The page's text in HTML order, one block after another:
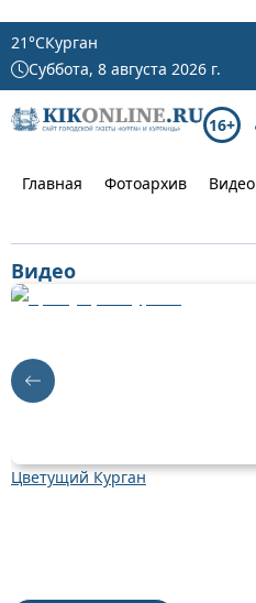
21°CКурган
Суббота, 8 августа 2026 г.
16+
Главная Фотоархив Видео
Видео
Цветущий Курган